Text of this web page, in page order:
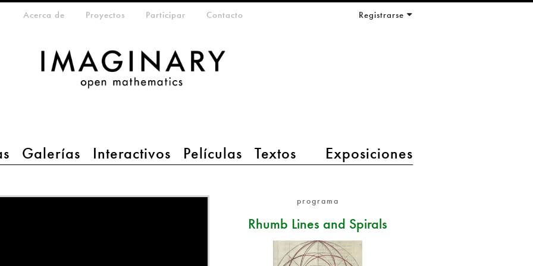
Galerías Interactivos Películas Textos Exposiciones
menu
Acerca de Proyectos Participar Contacto Registrarse
programa
Rhumb Lines and Spirals